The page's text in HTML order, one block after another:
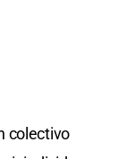
colectivo